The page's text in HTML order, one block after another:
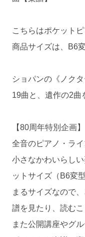
こちらはポケット
商品サイズは、B6
ショパンの《ノク
19曲と、遺作の2曲
【80周年特別企画】
全音のピアノ・ラ
小さなかわいらし
ットサイズ（B6変
まるサイズなので
譜を見たり、読むこ
また公開講座やグ